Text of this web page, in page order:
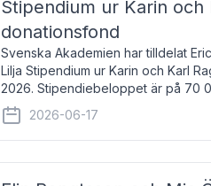
Stipendium ur Karin och
donationsfond
Svenska Akademien har tilldelat
Lilja Stipendium ur Karin och Karl
2026. Stipendiebeloppet är på 70
född 1985, är professor i grekis
2026-06-17